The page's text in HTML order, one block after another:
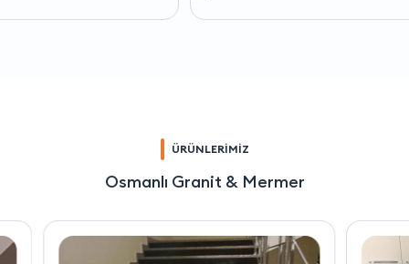
ÜRÜNLERİMİZ
Osmanlı Granit & Mermer